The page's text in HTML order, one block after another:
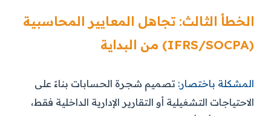
الخطأ الثالث: تجاهل المعايير المحاسبية
(IFRS/SOCPA) من البداية
المشكلة باختصار: تصميم شجرة الحسابات بناءً على
الاحتياجات التشغيلية أو التقارير الإدارية الداخلية فقط،